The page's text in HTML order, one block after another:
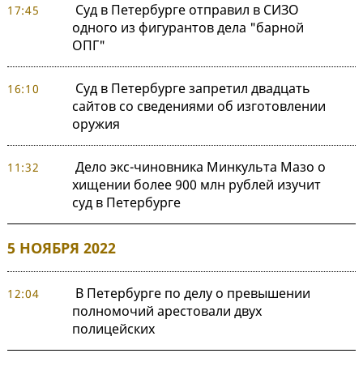
17:45
Суд в Петербурге отправил в СИЗО
одного из фигурантов дела "барной
ОПГ"
16:10
Суд в Петербурге запретил двадцать
сайтов со сведениями об изготовлении
оружия
11:32
Дело экс-чиновника Минкульта Мазо о
хищении более 900 млн рублей изучит
суд в Петербурге
5 НОЯБРЯ 2022
12:04
В Петербурге по делу о превышении
полномочий арестовали двух
полицейских